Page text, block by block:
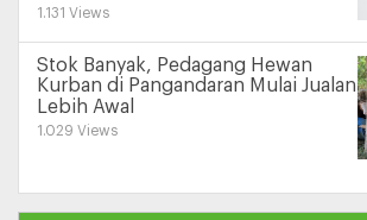
1.131 Views
Stok Banyak, Pedagang Hewan
Kurban di Pangandaran Mulai Jualan
Lebih Awal
1.029 Views